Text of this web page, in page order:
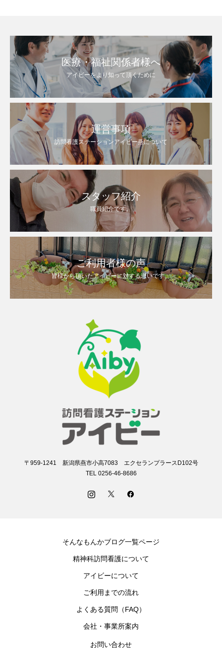
医療・福祉関係者様へ
アイビーをより知って頂くために
運営事項
訪問看護ステーションアイビー燕について
スタッフ紹介
職員紹介です。
ご利用者様の声
皆様から頂いたアイビーに対する思いです。
〒959-1241 新潟県燕市小高7083 エクセランプラースD102号
TEL 0256-46-8686
そんなもんかブログ一覧ページ
精神科訪問看護について
アイビーについて
ご利用までの流れ
よくある質問（FAQ）
会社・事業所案内
お問い合わせ